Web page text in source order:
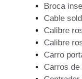
Broca
Cable
Calibre
Calibre
Carro
Carros de